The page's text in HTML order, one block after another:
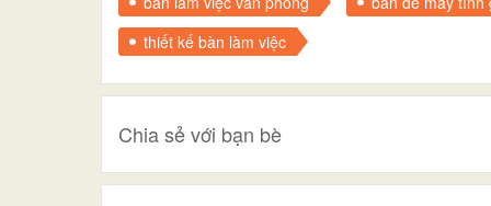
thiết kế bàn làm việc
Chia sẻ với bạn bè